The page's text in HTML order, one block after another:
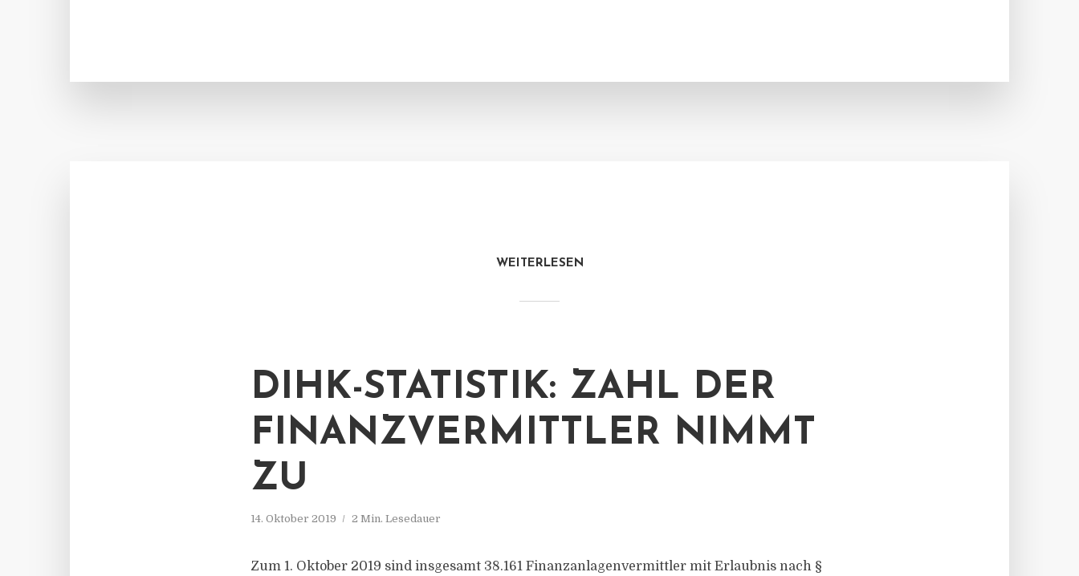
WEITERLESEN
DIHK-STATISTIK: ZAHL DER
FINANZVERMITTLER NIMMT
ZU
14. Oktober 2019 2 Min. Lesedauer
Zum 1. Oktober 2019 sind insgesamt 38.161 Finanzanlagenvermittler mit Erlaubnis nach §